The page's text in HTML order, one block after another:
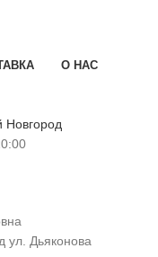
О НАС
Новгород
ул. Дьяконова